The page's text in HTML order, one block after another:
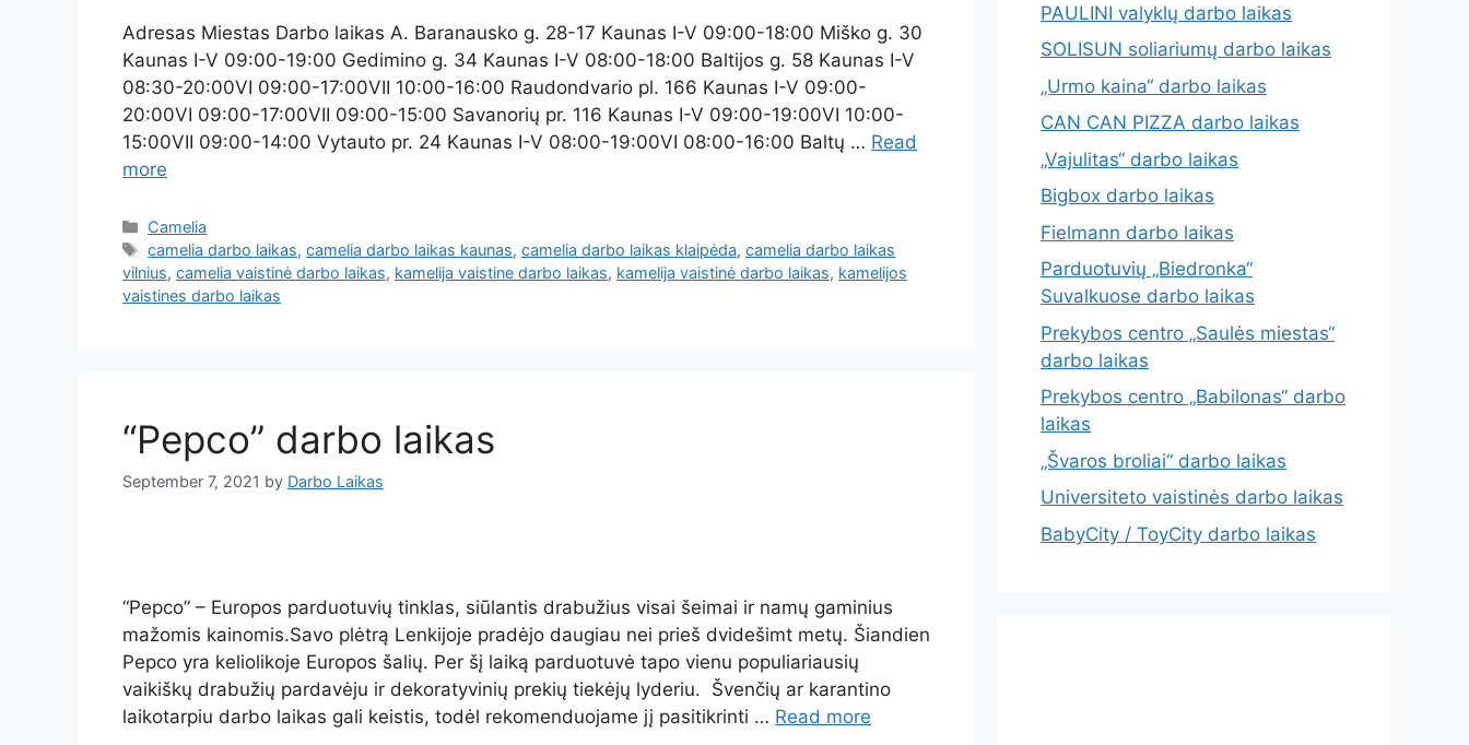
Adresas Miestas Darbo laikas A. Baranausko g. 28-17 Kaunas I-V 09:00-18:00 Miško g. 30
Kaunas I-V 09:00-19:00 Gedimino g. 34 Kaunas I-V 08:00-18:00 Baltijos g. 58 Kaunas I-V
08:30-20:00VI 09:00-17:00VII 10:00-16:00 Raudondvario pl. 166 Kaunas I-V 09:00-
20:00VI 09:00-17:00VII 09:00-15:00 Savanorių pr. 116 Kaunas I-V 09:00-19:00VI 10:00-
15:00VII 09:00-14:00 Vytauto pr. 24 Kaunas I-V 08:00-19:00VI 08:00-16:00 Baltų … Read
more
Camelia
camelia darbo laikas,camelia darbo laikas kaunas,camelia darbo laikas klaipėda,camelia darbo laikas
vilnius, camelia vaistinė darbo laikas, kamelija vaistine darbo laikas, kamelija vaistinė darbo laikas, kamelijos
vaistines darbo laikas
“Pepco” darbo laikas
September 7, 2021 by Darbo Laikas
“Pepco” – Europos parduotuvių tinklas, siūlantis drabužius visai šeimai ir namų gaminius
mažomis kainomis.Savo plėtrą Lenkijoje pradėjo daugiau nei prieš dvidešimt metų. Šiandien
Pepco yra keliolikoje Europos šalių. Per šį laiką parduotuvė tapo vienu populiariausių
vaikiškų drabužių pardavėju ir dekoratyvinių prekių tiekėjų lyderiu. Švenčių ar karantino
laikotarpiu darbo laikas gali keistis, todėl rekomenduojame jį pasitikrinti … Read more
PAULINI valyklų darbo laikas
SOLISUN soliariumų darbo laikas
„Urmo kaina“ darbo laikas
CAN CAN PIZZA darbo laikas
„Vajulitas“ darbo laikas
Bigbox darbo laikas
Fielmann darbo laikas
Parduotuvių „Biedronka“
Suvalkuose darbo laikas
Prekybos centro „Saulės miestas“
darbo laikas
Prekybos centro „Babilonas“ darbo
laikas
„Švaros broliai“ darbo laikas
Universiteto vaistinės darbo laikas
BabyCity / ToyCity darbo laikas